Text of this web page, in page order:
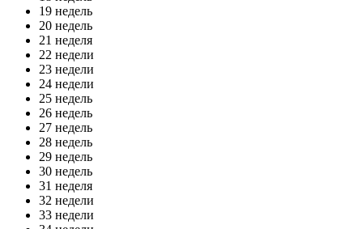
19 недель
20 недель
21 неделя
22 недели
23 недели
24 недели
25 недель
26 недель
27 недель
28 недель
29 недель
30 недель
31 неделя
32 недели
33 недели